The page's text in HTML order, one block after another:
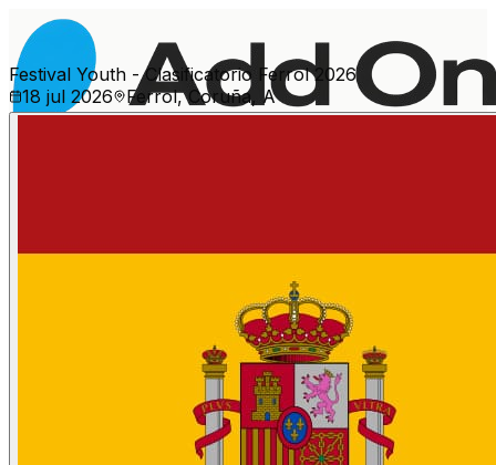
Festival Youth - Clasificatorio Ferrol 2026
18 jul 2026
Ferrol, Coruña, A